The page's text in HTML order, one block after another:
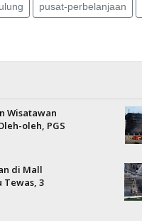
pusat-perbelanjaan
Wisatawan
oleh, PGS
di Mall
Tewas, 3